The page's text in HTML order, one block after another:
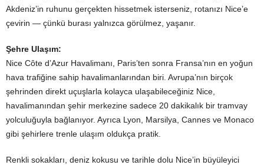
Akdeniz’in ruhunu gerçekten hissetmek isterseniz, rotanızı Nice’e
çevirin — çünkü burası yalnızca görülmez, yaşanır.
Şehre Ulaşım:
Nice Côte d’Azur Havalimanı, Paris’ten sonra Fransa’nın en yoğun
hava trafiğine sahip havalimanlarından biri. Avrupa’nın birçok
şehrinden direkt uçuşlarla kolayca ulaşabileceğiniz Nice,
havalimanından şehir merkezine sadece 20 dakikalık bir tramvay
yolculuğuyla bağlanıyor. Ayrıca Lyon, Marsilya, Cannes ve Monaco
gibi şehirlere trenle ulaşım oldukça pratik.
Renkli sokakları, deniz kokusu ve tarihle dolu Nice’in büyüleyici